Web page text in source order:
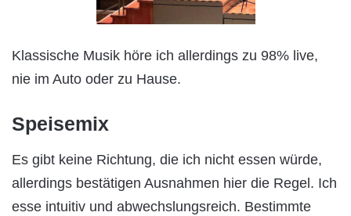
Klassische Musik höre ich allerdings zu 98% live,
nie im Auto oder zu Hause.
Speisemix
Es gibt keine Richtung, die ich nicht essen würde,
allerdings bestätigen Ausnahmen hier die Regel. Ich
esse intuitiv und abwechslungsreich. Bestimmte